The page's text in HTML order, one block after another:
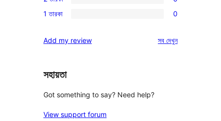
রিভিউ
3-
স্টার
0টি
2-
রিভিউ
0টি
স্টার
1 তারকা 0
Add my review সবরিভিউ
দেখুন
সহায়তা
Got something to say? Need help?
View support forum